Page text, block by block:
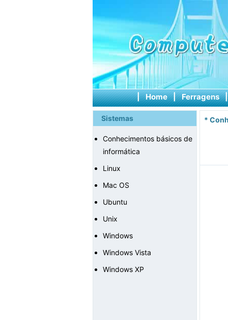
| Home | Ferragens
Sistemas
Conhecimentos básicos de
informática
Linux
Mac OS
Ubuntu
Unix
Windows
Windows Vista
Windows XP
*